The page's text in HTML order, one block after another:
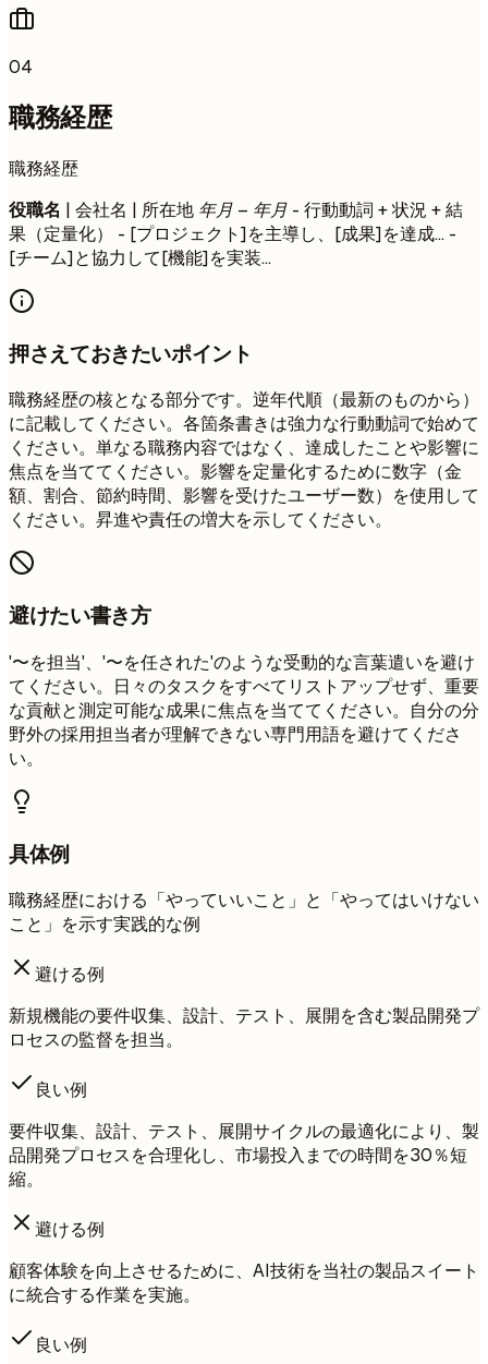
04
職務経歴
職務経歴
役職名 | 会社名 | 所在地 年月 – 年月 - 行動動詞 + 状況 + 結
果（定量化） - [プロジェクト]を主導し、[成果]を達成... -
[チーム]と協力して[機能]を実装...
押さえておきたいポイント
職務経歴の核となる部分です。逆年代順（最新のものから）
に記載してください。各箇条書きは強力な行動動詞で始めて
ください。単なる職務内容ではなく、達成したことや影響に
焦点を当ててください。影響を定量化するために数字（金
額、割合、節約時間、影響を受けたユーザー数）を使用して
ください。昇進や責任の増大を示してください。
避けたい書き方
'〜を担当'、'〜を任された'のような受動的な言葉遣いを避け
てください。日々のタスクをすべてリストアップせず、重要
な貢献と測定可能な成果に焦点を当ててください。自分の分
野外の採用担当者が理解できない専門用語を避けてくださ
い。
具体例
職務経歴における「やっていいこと」と「やってはいけない
こと」を示す実践的な例
避ける例
新規機能の要件収集、設計、テスト、展開を含む製品開発プ
ロセスの監督を担当。
良い例
要件収集、設計、テスト、展開サイクルの最適化により、製
品開発プロセスを合理化し、市場投入までの時間を30％短
縮。
避ける例
顧客体験を向上させるために、AI技術を当社の製品スイート
に統合する作業を実施。
良い例